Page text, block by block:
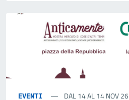
EVENTI DAL 14 AL 14 NOV 26